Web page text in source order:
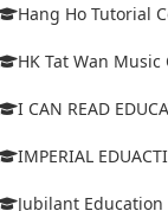
Hang Ho Tutorial
HK Tat Wan Music
I CAN READ
IMPERIAL
Jubilant